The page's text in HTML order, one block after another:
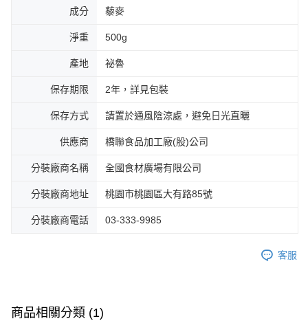
成分 藜麥
淨重 500g
產地 祕魯
保存期限 2年，詳見包裝
保存方式 請置於通風陰涼處，避免日光直曬
供應商 橋聯食品加工廠(股)公司
分裝廠商名稱 全國食材廣場有限公司
分裝廠商地址 桃園市桃園區大有路85號
分裝廠商電話 03-333-9985
客服
商品相關分類 (1)